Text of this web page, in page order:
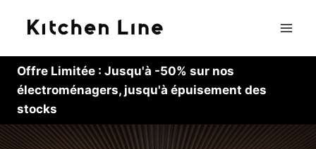
Offre Limitée : Jusqu'à -50% sur nos
électroménagers, jusqu'à épuisement des
stocks